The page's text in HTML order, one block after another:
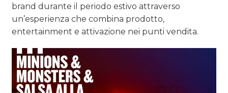
brand durante il periodo estivo attraverso
un’esperienza che combina prodotto,
entertainment e attivazione nei punti vendita.